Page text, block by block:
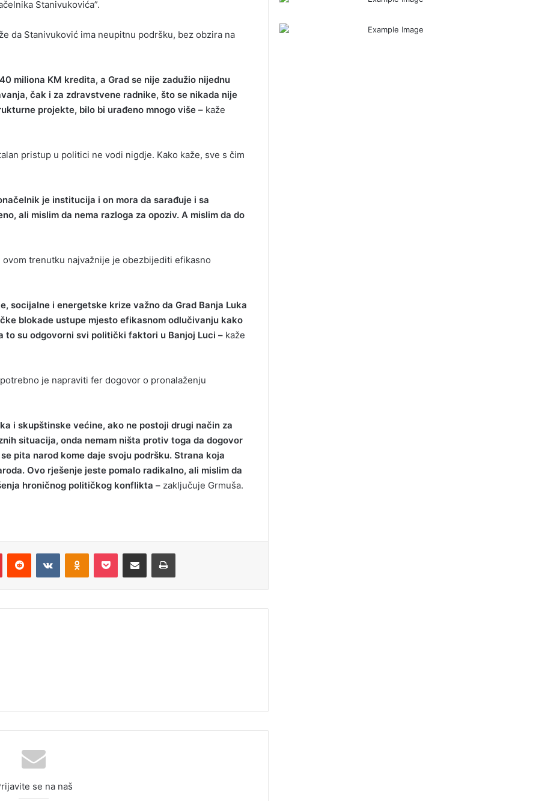
Stanivukovića”.
da Stanivuković ima neupitnu podršku, bez obzira na
miliona KM kredita, a Grad se nije zadužio nijednu
čak i za zdravstvene radnike, što se nikada nije
projekte, bilo bi urađeno mnogo više – kaže
pristup u politici ne vodi nigdje. Kako kaže, sve s čim
je institucija i on mora da sarađuje i sa
ali mislim da nema razloga za opoziv. A mislim da do
ovom trenutku najvažnije je obezbijediti efikasno
socijalne i energetske krize važno da Grad Banja Luka
blokade ustupe mjesto efikasnom odlučivanju kako
to su odgovorni svi politički faktori u Banjoj Luci – kaže
je napraviti fer dogovor o pronalaženju
i skupštinske većine, ako ne postoji drugi način za
situacija, onda nemam ništa protiv toga da dogovor
pita narod kome daje svoju podršku. Strana koja
Ovo rješenje jeste pomalo radikalno, ali mislim da
hroničnog političkog konflikta – zaključuje Grmuša.
se na naš